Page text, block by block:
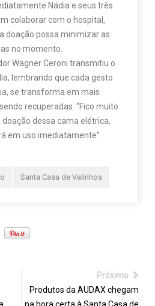
Nádia e seus três
colaborar com o hospital,
doação possa minimizar as
no momento.
Wagner Ceroni transmitiu o
lembrando que cada gesto
se transforma em mais
recuperadas. “Fico muito
dessa cama elétrica,
em uso imediatamente”.
Santa Casa de Valinhos
Próximo
Produtos da AUDAX chegam